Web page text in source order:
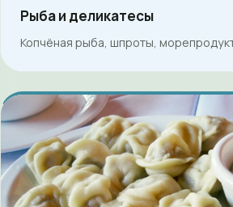
Рыба и деликатесы
Копчёная рыба, шпроты,